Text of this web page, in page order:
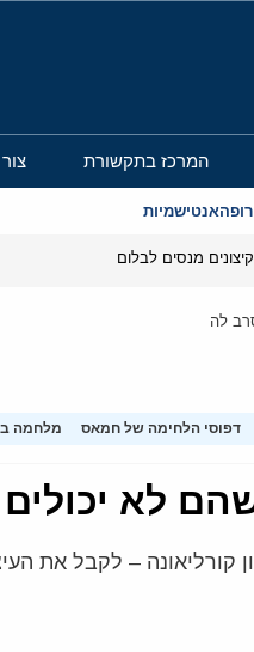
המרכז בתקשורת
אנטישמיות
מנסים לבלום
לה
דפוסי הלחימה של חמאס מלחמה
לא
קורליאונה – לקבל את